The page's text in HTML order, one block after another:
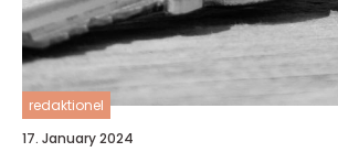
redaktionel
17. January 2024